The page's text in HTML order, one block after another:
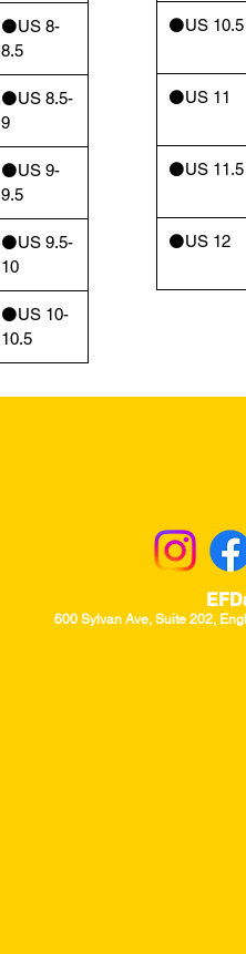
⚫️US 8-
8.5
⚫️US 8.5-
9
⚫️US 9-
9.5
⚫️US 9.5-
10
⚫️US 10-
10.5
⚫️US 10.5
⚫️US 11
⚫️US 11.5
⚫️US 12
600 Sylvan Ave, Suite 202,